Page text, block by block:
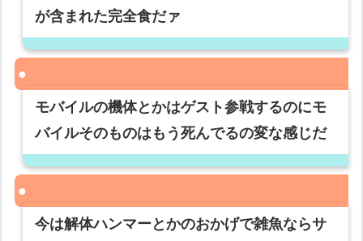
が含まれた完全食だァ
モバイルの機体とかはゲスト参戦するのにモ
バイルそのものはもう死んでるの変な感じだ
今は解体ハンマーとかのおかげで雑魚ならサ